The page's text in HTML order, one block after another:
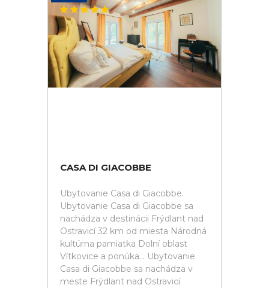
CASA DI GIACOBBE
Ubytovanie Casa di Giacobbe.
Ubytovanie Casa di Giacobbe sa
nachádza v destinácii Frýdlant nad
Ostravicí 32 km od miesta Národná
kultúrna pamiatka Dolní oblast
Vítkovice a ponúka... Ubytovanie
Casa di Giacobbe sa nachádza v
meste Frýdlant nad Ostravicí